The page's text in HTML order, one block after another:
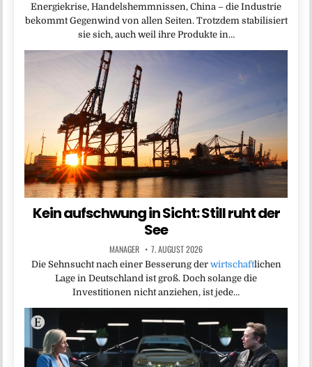
Energiekrise, Handelshemmnissen, China – die Industrie
bekommt Gegenwind von allen Seiten. Trotzdem stabilisiert
sie sich, auch weil ihre Produkte in…
Kein aufschwung in Sicht: Still ruht der
See
MANAGER 7. AUGUST 2026
Die Sehnsucht nach einer Besserung der wirtschaftlichen
Lage in Deutschland ist groß. Doch solange die
Investitionen nicht anziehen, ist jede…